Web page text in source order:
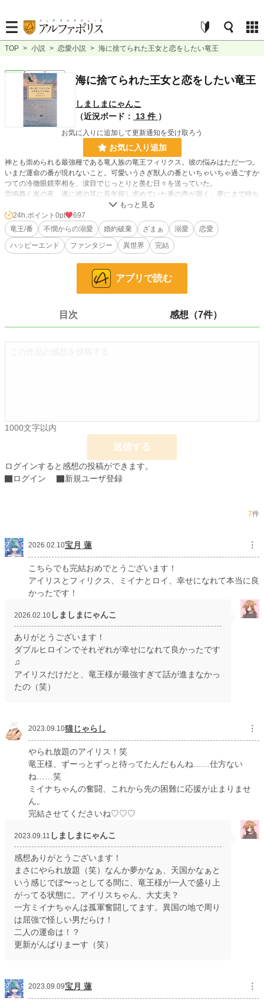
TOP > 小説 > 恋愛小説 > 海に捨てられた王女と恋をしたい竜王
完結 長編 海に捨てられた王女と恋をしたい竜王
しましまにゃんこ
（近況ボード：
13 件 ）
お気に入りに追加して更新通知を受け取ろう
お気に入り追加
神とも崇められる最強種である竜人族の竜王フィリクス。彼の悩みはただ一つ。
いまだ運命の番が現れないこと。可愛いうさぎ獣人の番といちゃいちゃ過ごすか
つての冷徹眼鏡宰相を、涙目でじっとりと羨む日々を送っていた。
雷鳴轟く嵐の夜、遂に彼の耳に長年探し求めていた番の声が届く。夢にまで待ち
望んだ愛する番が呼ぶ声。だがそれは、今にも失われそうなほど弱々しい声だっ
た。
そのころ、弱小国の宿命として大国ドラードの老王に召し上げられるはずだった
アスタリアの王女アイリスは、美しすぎるゆえに老王の寵愛を受けることを恐れ
られ、海の上を彷徨っていた。
必死に抗うものの、力尽き、海底へと沈んでいくアイリス。
（お父様、お母様、役立たずの娘をお許し下さい。神様、我が魂を身許に捧げま
息が途切れる最後の瞬間、アイリスは神の姿を見た。キラキラと光る水面を蹴散
らし、美しい黄金色の竜が、真っ直ぐにアイリス目指してやってくる。アイリス
大で優しい竜神様。代々そう言い伝えられていた。
らえられたラナード王子のため、『忘れられた王女』として虐げられていたミイ
ナが、アイリスの行方を追って旅に出る。
醜さゆえに誰にも愛されなかったミイナ。彼女もまた、竜に纏わる数奇な運命を
竜の溺愛と自らの使命に翻弄される立場の違う二人の王女。果たして二人の運命
愛の強すぎる竜人族✕愛を知らない不憫系美少女の溺愛ハッピーエンドストーリ
ーです。
作品はすべて、小説家になろう、カクヨムに掲載中、または掲載予定です。
完結保証。完結まで予約投稿済み。毎日21時に１話更新。
恋愛 66,326 位 / 66,326 件
お気に入り
24h.ポイント
更新日時 2026.02.09 07:14
初回公開日時 2023.01.31 08:37
初回完結日時 2026.02.09 07:14
週間ポイント 63 pt (41,753 位)
月間ポイント 350 pt (40,981 位)
24h.ポイント 0pt
697
竜王/番
不憫からの溺愛 婚約破棄 ざまぁ 溺愛
恋愛
ハッピーエンド
ファンタジー 異世界 完結
アプリで読む
目次 感想（7件）
1000文字以内
送信する
ログインすると感想の投稿ができます。
ログイン
新規ユーザ登録
7件
2026.02.10宝月 蓮 ︙
こちらでも完結おめでとうございます！
アイリスとフィリクス、ミイナとロイ、幸せになれて本当に良
かったです！
2026.02.10 しましまにゃんこ
ありがとうございます！
ダブルヒロインでそれぞれが幸せになれて良かったです
♫
アイリスだけだと、竜王様が最強すぎて話が進まなかっ
たの（笑）
2023.09.10猫じゃらし ︙
やられ放題のアイリス！笑
竜王様、ずーっとずっと待ってたんだもんね……仕方ない
ね……笑
ミイナちゃんの奮闘、これから先の困難に応援が止まりませ
ん。
完結させてくださいね♡♡♡
2023.09.11 しましまにゃんこ
感想ありがとうございます！
まさにやられ放題（笑）なんか夢かなぁ、天国かなぁと
いう感じでぼ〜っとしてる間に、竜王様が一人で盛り上
がってる状態に。アイリスちゃん、大丈夫？
一方ミイナちゃんは孤軍奮闘してます。異国の地で周り
は屈強で怪しい男だらけ！
二人の運命は！？
更新がんばりまーす（笑）
2023.09.09宝月 蓮 ︙